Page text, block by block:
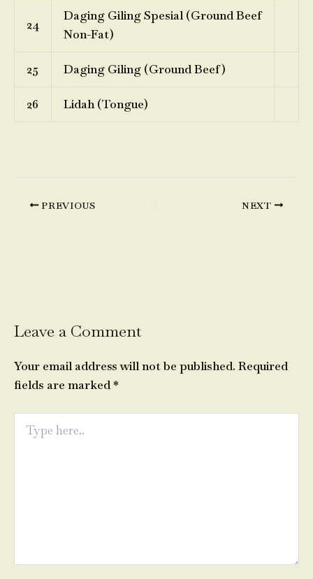
24
Daging Giling Spesial (Ground Beef
Non-Fat)
25 Daging Giling (Ground Beef)
26 Lidah (Tongue)
PREVIOUS NEXT
Leave a Comment
Your email address will not be published. Required
fields are marked*
here..